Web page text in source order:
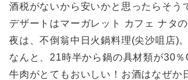
酒税がないから安いかと思ったらそう
デザートはマーガレット カフェ ナタの
夜は、不倒翁中日火鍋料理(尖沙咀店)。
なんと、21時半から鍋の具材類が30％
牛肉がとてもおいしい！お酒はなぜか